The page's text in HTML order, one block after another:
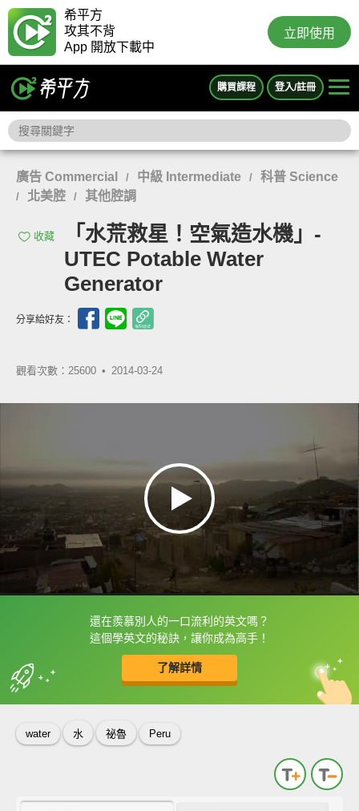
希平方
攻其不背
App 開放下載中
立即使用
購買課程 登入/註冊
廣告 Commercial / 中級 Intermediate / 科普 Science
/ 北美腔 / 其他腔調
收藏
「水荒救星！空氣造水機」-
UTEC Potable Water
Generator
分享給好友：
觀看次數：25600 • 2014-03-24
還在羨慕別人的一口流利的英文嗎？
這個學英文的秘訣，讓你成為高手！
了解詳情
框選或點兩下字幕可以直接查字典喔！
收錄佳句 中
英
water 水 祕魯 Peru